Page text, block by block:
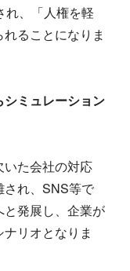
れ、「人権を軽
ることになりま
シミュレーション
いた会社の対応
され、SNS等で
発展し、企業が
リオとなりま